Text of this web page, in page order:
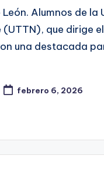
Alumnos de
que dirige
una destacada
febrero 6, 2026